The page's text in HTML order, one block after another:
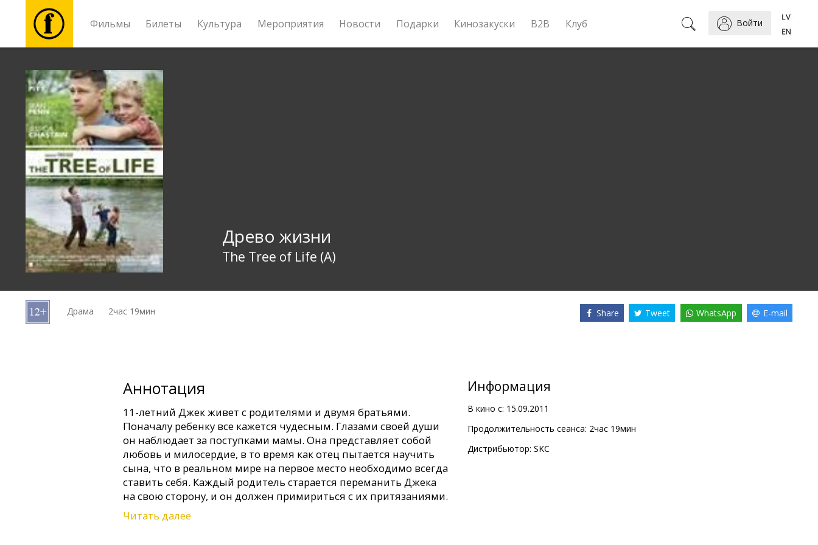
Фильмы Билеты Культура Мероприятия Новости Подарки Кинозакуски B2B Клуб Войти
Билеты
Культура
Мероприятия
Новости
Подарки
B2B
Древо жизни
The Tree of Life (A)
Драма 2час 19мин Share Tweet WhatsApp E-mail
Аннотация
11-летний Джек живет с родителями и двумя братьями.
Поначалу ребенку все кажется чудесным. Глазами своей души
он наблюдает за поступками мамы. Она представляет собой
любовь и милосердие, в то время как отец пытается научить
сына, что в реальном мире на первое место необходимо всегда
ставить себя. Каждый родитель старается переманить Джека
на свою сторону, и он должен примириться с их притязаниями.
Действительность становится мрачнее, когда главному герою
Читать далее
Информация
В кино с: 15.09.2011
Продолжительность сеанса: 2час 19мин
Дистрибьютор: SKC